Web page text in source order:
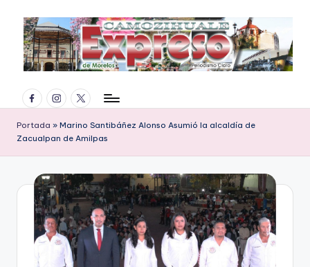
Saltar
contenido
x
p
o
d
FacebookInstagram
Twitter
Portada » Marino Santibáñez Alonso Asumió la alcaldía de
Zacualpan de Amilpas